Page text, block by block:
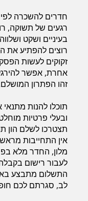
חדרים לפי שעה ברמת
חדרים לפי שעה
חדרים לפי שעה בעמק
חדרים לפי שעה
חדרים להשכרה לפי
רגעים של תשוקה,
בעיניים ושקט
רוצים להפתיע את
זקוקים לעשות
אחרת, אפשר
זהו הפתרון
תוכלו להנות מתנאי
ובעלי פרטיות
תצטרכו לשלם הון
אין התחייבות
מלון, החדר מלא
לעבור רישום
התשלום מתבצע
לב, סגרתם לכם